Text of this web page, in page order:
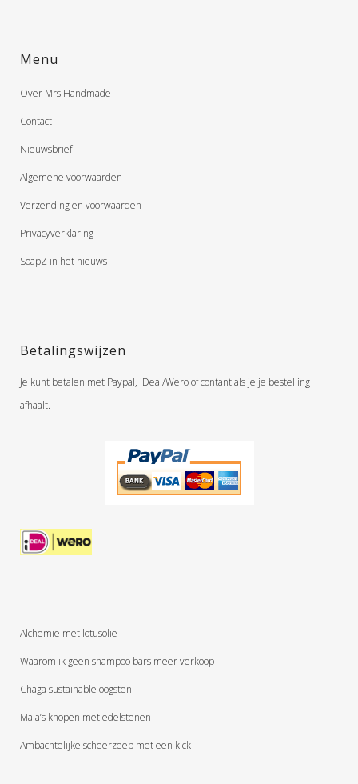
Menu
Over Mrs Handmade
Contact
Nieuwsbrief
Algemene voorwaarden
Verzending en voorwaarden
Privacyverklaring
SoapZ in het nieuws
Betalingswijzen
Je kunt betalen met Paypal, iDeal/Wero of contant als je je bestelling
afhaalt.
Alchemie met lotusolie
Waarom ik geen shampoo bars meer verkoop
Chaga sustainable oogsten
Mala’s knopen met edelstenen
Ambachtelijke scheerzeep met een kick